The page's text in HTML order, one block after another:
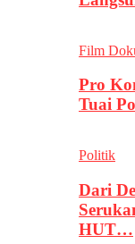
Film
Pro
Tuai
Politik
Dari
HUT…